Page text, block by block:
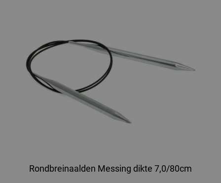
Rondbreinaalden Messing dikte 7,0/80cm